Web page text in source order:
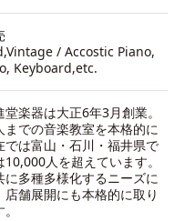
/ Accostic Piano,
Keyboard,etc.
楽器は大正6年3月創業。
までの音楽教室を本格的に
では富山・石川・福井県で
人を超えています。
に多種多様化するニーズに
店舗展開にも本格的に取り